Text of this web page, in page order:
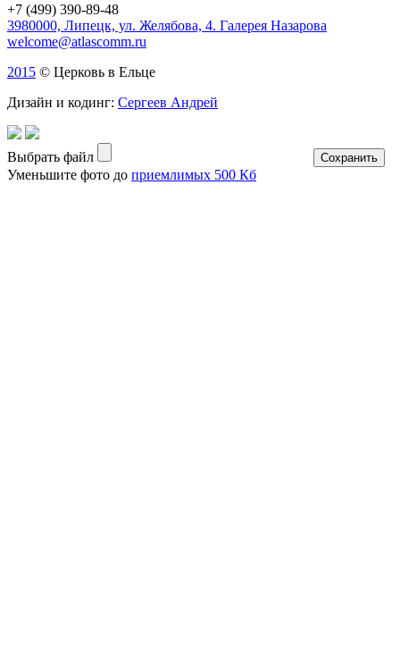
+7 (499) 390-89-48
3980000, Липецк, ул. Желябова, 4. Галерея Назарова
welcome@atlascomm.ru
2015 © Церковь в Ельце
Дизайн и кодинг: Сергеев Андрей
Выбрать файл
Уменьшите фото до приемлимых 500 Кб